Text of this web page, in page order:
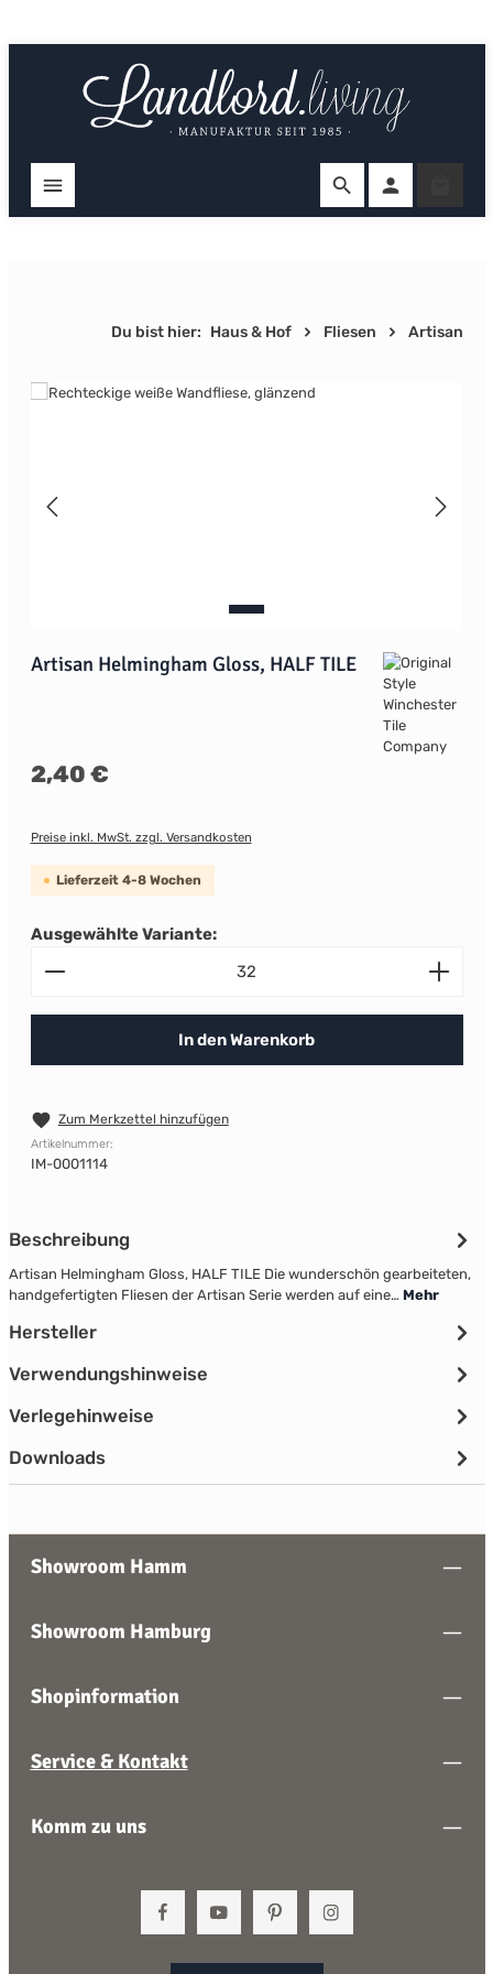
Du bist hier: Haus & Hof Fliesen Artisan
Bildergalerie überspringen
Artisan Helmingham Gloss, HALF TILE
Regulärer Preis:
2,40 €
Preise inkl. MwSt. zzgl. Versandkosten
Lieferzeit 4-8 Wochen
Ausgewählte Variante:
Produkt Anzahl: Gib den gewünschten Wert ein
In den Warenkorb
Zum Merkzettel hinzufügen
Artikelnummer:
IM-0001114
Beschreibung
Artisan Helmingham Gloss, HALF TILE Die wunderschön gearbeiteten,
handgefertigten Fliesen der Artisan Serie werden auf eine… Mehr
Hersteller
Verwendungshinweise
Verlegehinweise
Downloads
Showroom Hamm
Showroom Hamburg
Shopinformation
Service & Kontakt
Komm zu uns